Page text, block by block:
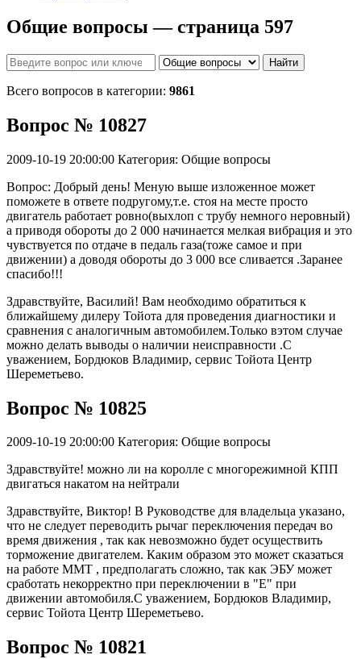
Общие вопросы — страница 597
Найти
Всего вопросов в категории: 9861
Вопрос № 10827
2009-10-19 20:00:00 Категория: Общие вопросы
Вопрос: Добрый день! Меную выше изложенное может
поможете в ответе подругому,т.е. стоя на месте просто
двигатель работает ровно(выхлоп с трубу немного неровный)
а приводя обороты до 2 000 начинается мелкая вибрация и это
чувствуется по отдаче в педаль газа(тоже самое и при
движении) а доводя обороты до 3 000 все сливается .Заранее
спасибо!!!
Здравствуйте, Василий! Вам необходимо обратиться к
ближайшему дилеру Тойота для проведения диагностики и
сравнения с аналогичным автомобилем.Только вэтом случае
можно делать выводы о наличии неисправности .С
уважением, Бордюков Владимир, сервис Тойота Центр
Шереметьево.
Вопрос № 10825
2009-10-19 20:00:00 Категория: Общие вопросы
Здравствуйте! можно ли на королле с многорежимной КПП
двигаться накатом на нейтрали
Здравствуйте, Виктор! В Руководстве для владельца указано,
что не следует переводить рычаг переключения передач во
время движения , так как невозможно будет осуществить
торможение двигателем. Каким образом это может сказаться
на работе ММТ , предполагать сложно, так как ЭБУ может
сработать некорректно при переключении в "Е" при
движении автомобиля.С уважением, Бордюков Владимир,
сервис Тойота Центр Шереметьево.
Вопрос № 10821